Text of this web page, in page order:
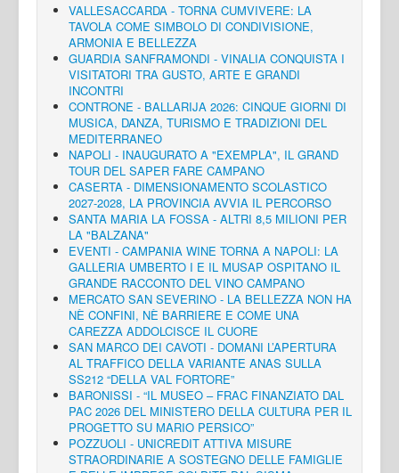
VALLESACCARDA - TORNA CUMVIVERE: LA
TAVOLA COME SIMBOLO DI CONDIVISIONE,
ARMONIA E BELLEZZA
GUARDIA SANFRAMONDI - VINALIA CONQUISTA I
VISITATORI TRA GUSTO, ARTE E GRANDI
INCONTRI
CONTRONE - BALLARIJA 2026: CINQUE GIORNI DI
MUSICA, DANZA, TURISMO E TRADIZIONI DEL
MEDITERRANEO
NAPOLI - INAUGURATO A "EXEMPLA", IL GRAND
TOUR DEL SAPER FARE CAMPANO
CASERTA - DIMENSIONAMENTO SCOLASTICO
2027-2028, LA PROVINCIA AVVIA IL PERCORSO
SANTA MARIA LA FOSSA - ALTRI 8,5 MILIONI PER
LA "BALZANA"
EVENTI - CAMPANIA WINE TORNA A NAPOLI: LA
GALLERIA UMBERTO I E IL MUSAP OSPITANO IL
GRANDE RACCONTO DEL VINO CAMPANO
MERCATO SAN SEVERINO - LA BELLEZZA NON HA
NÈ CONFINI, NÈ BARRIERE E COME UNA
CAREZZA ADDOLCISCE IL CUORE
SAN MARCO DEI CAVOTI - DOMANI L’APERTURA
AL TRAFFICO DELLA VARIANTE ANAS SULLA
SS212 “DELLA VAL FORTORE”
BARONISSI - “IL MUSEO – FRAC FINANZIATO DAL
PAC 2026 DEL MINISTERO DELLA CULTURA PER IL
PROGETTO SU MARIO PERSICO”
POZZUOLI - UNICREDIT ATTIVA MISURE
STRAORDINARIE A SOSTEGNO DELLE FAMIGLIE